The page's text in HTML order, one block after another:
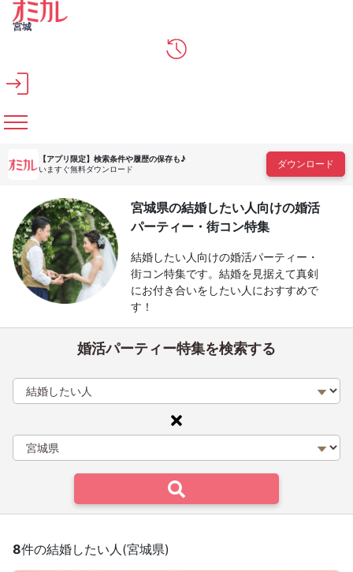
メインコンテンツへスキップ
宮城
【アプリ限定】 検索条件や履歴の保存も♪
いますぐ無料ダウンロード
ダウンロード
宮城県の結婚したい人向けの婚活
パーティー・街コン特集
結婚したい人向けの婚活パーティー・
街コン特集です。結婚を見据えて真剣
にお付き合いをしたい人におすすめで
す！
婚活パーティー特集を検索する
8件の結婚したい人(宮城県)